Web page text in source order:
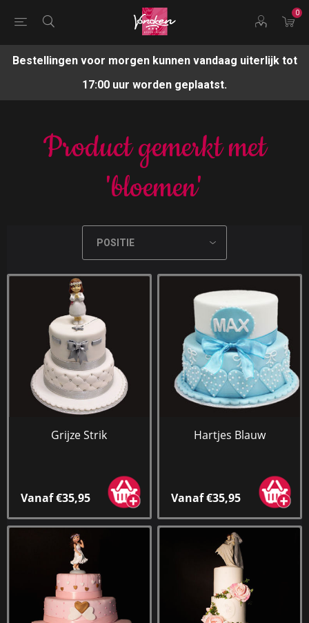
0
Bestellingen voor morgen kunnen vandaag uiterlijk tot
17:00 uur worden geplaatst.
Product gemerkt met
'bloemen'
Grijze Strik
Vanaf €35,95
Hartjes Blauw
Vanaf €35,95